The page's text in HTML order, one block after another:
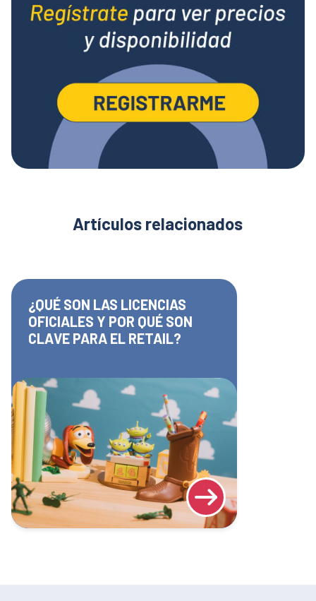
Artículos relacionados
¿QUÉ SON LAS LICENCIAS
OFICIALES Y POR QUÉ SON
CLAVE PARA EL RETAIL?